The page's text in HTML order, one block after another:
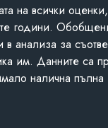
на всички
години.
анализа за
им. Данните са
налична